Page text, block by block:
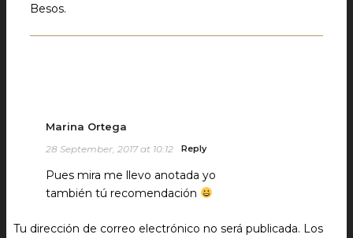
Besos.
Marina Ortega
28 September, 2017 at 10:12 Reply
Pues mira me llevo anotada yo
también tú recomendación
Tu dirección de correo electrónico no será publicada. Los